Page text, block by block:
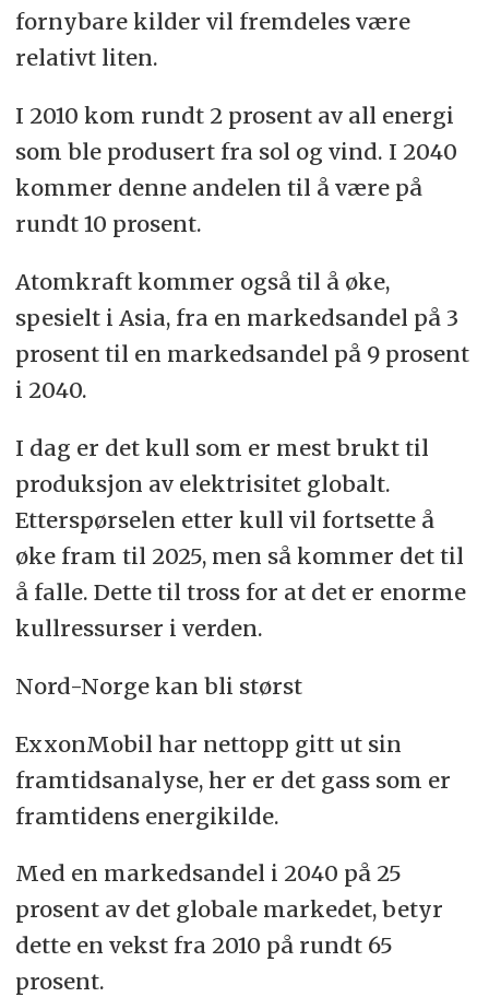
fornybare kilder vil fremdeles være
relativt liten.
I 2010 kom rundt 2 prosent av all energi
som ble produsert fra sol og vind. I 2040
kommer denne andelen til å være på
rundt 10 prosent.
Atomkraft kommer også til å øke,
spesielt i Asia, fra en markedsandel på 3
prosent til en markedsandel på 9 prosent
i 2040.
I dag er det kull som er mest brukt til
produksjon av elektrisitet globalt.
Etterspørselen etter kull vil fortsette å
øke fram til 2025, men så kommer det til
å falle. Dette til tross for at det er enorme
kullressurser i verden.
Nord-Norge kan bli størst
ExxonMobil har nettopp gitt ut sin
framtidsanalyse, her er det gass som er
framtidens energikilde.
Med en markedsandel i 2040 på 25
prosent av det globale markedet, betyr
dette en vekst fra 2010 på rundt 65
prosent.